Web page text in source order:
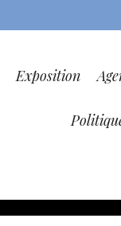
Exposition